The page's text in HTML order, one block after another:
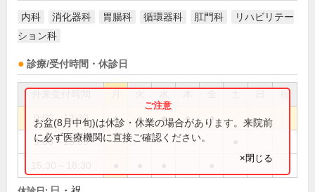
内科 消化器科 胃腸科 循環器科 肛門科
リハビリテー
ション科
診療/受付時間・休診日
祝
9:00～12:30 ● ● ● ● ●
9:00～13:30
お盆(8月中旬)は休診・休業の場合があります。来院前
に必ず医療機関に直接ご確認ください。
×閉じる